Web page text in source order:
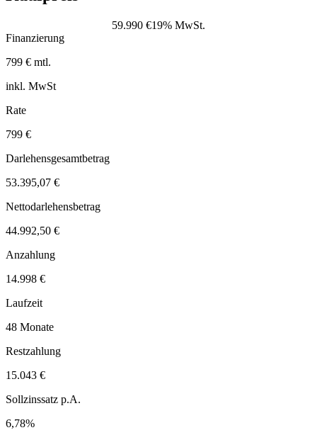
59.990 €19% MwSt.
Finanzierung
799 € mtl.
inkl. MwSt
Rate
799 €
Darlehensgesamtbetrag
53.395,07 €
Nettodarlehensbetrag
44.992,50 €
Anzahlung
14.998 €
Laufzeit
48 Monate
Restzahlung
15.043 €
Sollzinssatz p.A.
6,78%